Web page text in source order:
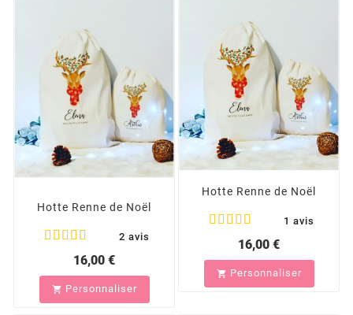
Hotte Renne de Noël
2 avis
16,00 €
 Personnaliser
Hotte Renne de Noël
1 avis
16,00 €
 Personnaliser